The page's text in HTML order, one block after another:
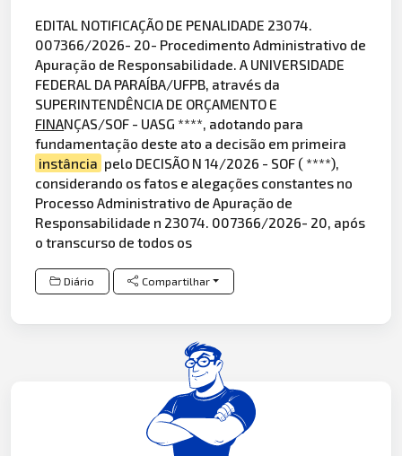
EDITAL NOTIFICAÇÃO DE PENALIDADE 23074.
007366/2026- 20- Procedimento Administrativo de
Apuração de Responsabilidade. A UNIVERSIDADE
FEDERAL DA PARAÍBA/UFPB, através da
SUPERINTENDÊNCIA DE ORÇAMENTO E
FINANÇAS/SOF - UASG ****, adotando para
fundamentação deste ato a decisão em primeira
instância pelo DECISÃO N 14/2026 - SOF ( ****),
considerando os fatos e alegações constantes no
Processo Administrativo de Apuração de
Responsabilidade n 23074. 007366/2026- 20, após
o transcurso de todos os
Diário Compartilhar